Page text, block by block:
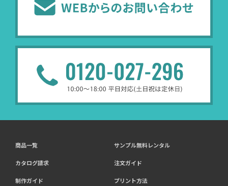
商品一覧 サンプル無料レンタル
カタログ請求 注文ガイド
制作ガイド プリント方法